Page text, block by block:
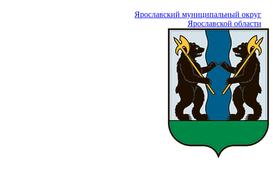
Ярославский муниципальный округ
Ярославской области